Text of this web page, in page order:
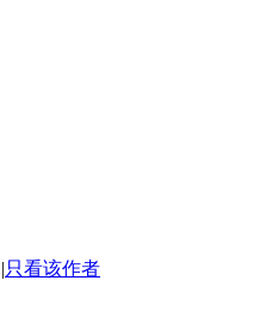
|只看该作者